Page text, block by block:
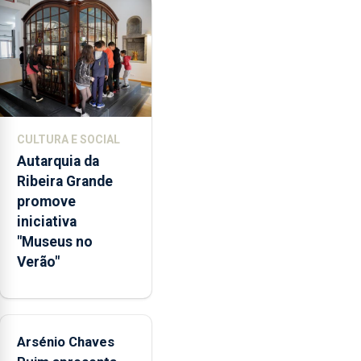
o
álcool
é
a
substância
psicoativa
consumida
entre
os
jovens
e
identifica
o
como
ilha
CULTURA E SOCIAL
Autarquia da
Ribeira Grande
promove
iniciativa
"Museus no
Verão"
Arsénio Chaves